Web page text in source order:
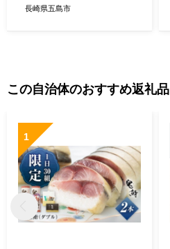
バーベキュー 小分け やきに
長崎県五島市
この自治体のおすすめ返礼品
1